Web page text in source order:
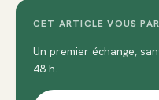
CET ARTICLE VOUS
Un premier échange,
48 h.